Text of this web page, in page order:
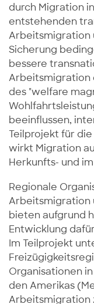
durch Migration
entstehenden
Arbeitsmigration
Sicherung
bessere
Arbeitsmigration
des "welfare
beeinflussen,
Teilprojekt für
wirkt Migration
Herkunfts- und
Regionale
Arbeitsmigration
bieten aufgrund
Entwicklung
Im Teilprojekt
Organisationen in
den Amerikas
Arbeitsmigration